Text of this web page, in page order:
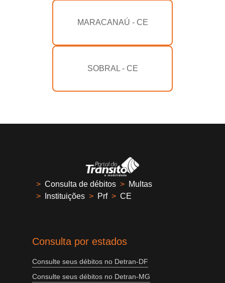
MARACANAÚ - CE
SOBRAL - CE
> Consulta de débitos > Multas
>
Instituições > Prf > CE
Consulta por estados
Consulte seus débitos no Detran-DF
Consulte seus débitos no Detran-MG